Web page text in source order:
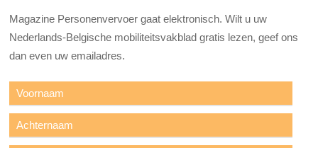
Magazine Personenvervoer gaat elektronisch. Wilt u uw
Nederlands-Belgische mobiliteitsvakblad gratis lezen, geef ons
dan even uw emailadres.